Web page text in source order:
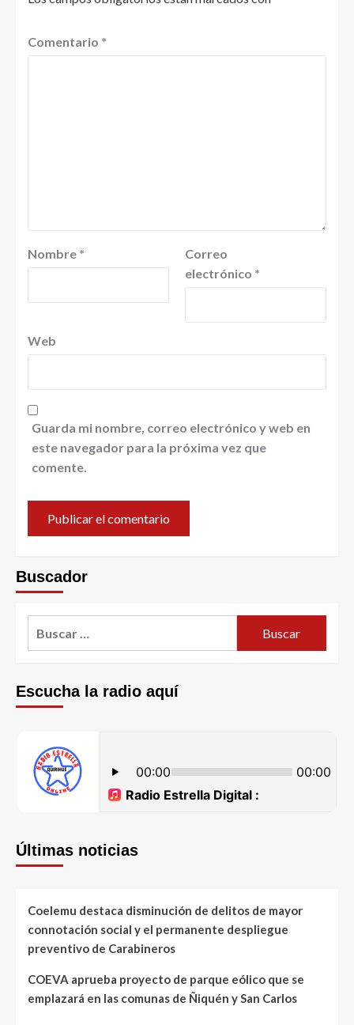
Comentario *
Nombre *
Correo
electrónico *
Web
Guarda mi nombre, correo electrónico y web en
este navegador para la próxima vez que
comente.
Buscador
Escucha la radio aquí
Últimas noticias
Coelemu destaca disminución de delitos de mayor
connotación social y el permanente despliegue
preventivo de Carabineros
COEVA aprueba proyecto de parque eólico que se
emplazará en las comunas de Ñiquén y San Carlos